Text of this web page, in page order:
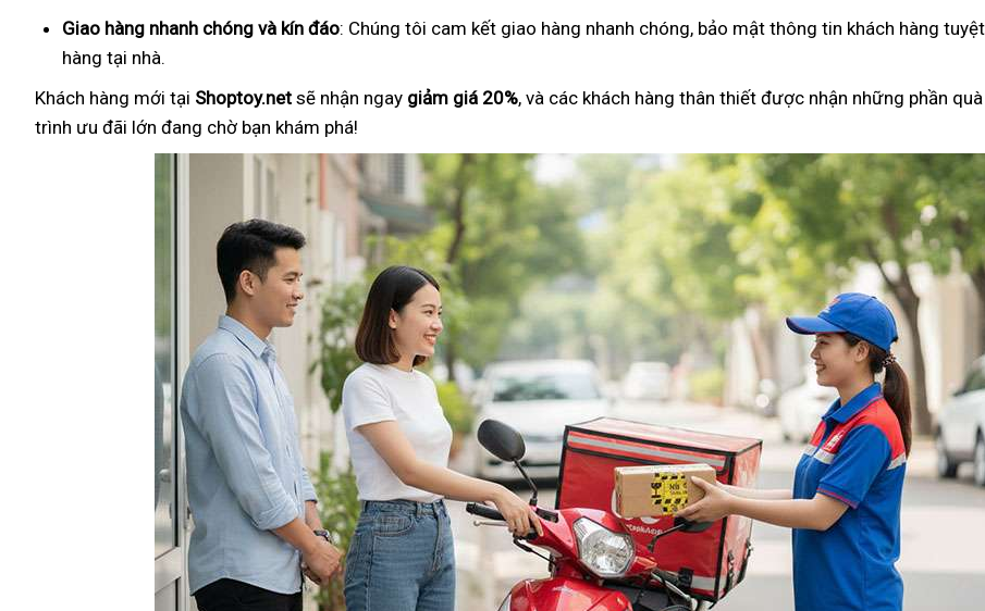
Giao hàng nhanh chóng và kín đáo: Chúng tôi cam kết giao hàng nhanh chóng, bảo mật thông tin khách hàng
hàng tại nhà.
Khách hàng mới tại Shoptoy.net sẽ nhận ngay giảm giá 20%, và các khách hàng thân thiết được nhận những phần
trình ưu đãi lớn đang chờ bạn khám phá!